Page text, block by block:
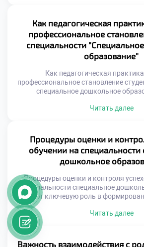
но и в частных учреждениях.
педагога многогранен и
специалист может выбрать
Как педагогическая
профессиональное
специальности
образование"
Как педагогическая
профессиональное становление
специальное дошкольное
знания остаются абстракцией без
аудиторией и профессией. Студент
реальностью воспитательного
Книжные схемы оживают в
Читать далее
Процедуры оценки и
обучении на специальности
дошкольное
Процедуры оценки и контроля
специальности специальное
играют ключевую роль в
специалиста. Система
отслеживать динамику знаний
выявлять пробелы и своевременно их
носит комплексный и
Преподаватели используют
Читать далее
Важность взаимодействия с